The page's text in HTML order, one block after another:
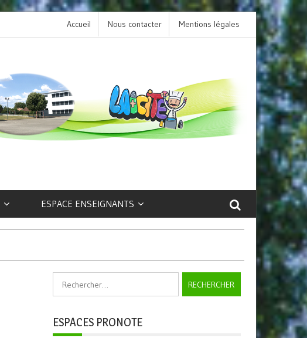
L’option LCA Latin au collège : une porte
sur la culture et le patrimoine antique !
Accueil Nous contacter Mentions légales
ESPACE ENSEIGNANTS
Rechercher :
ESPACES PRONOTE